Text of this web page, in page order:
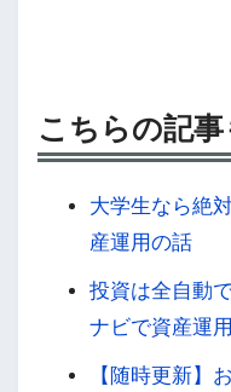
こちらの記
大学生なら絶
産運用の話
投資は全自動
ナビで資産運
【随時更新】